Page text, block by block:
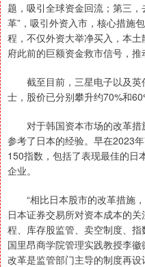
题，吸引全球资金回流；第三
革”，吸引外资入市，核心措施
程，不仅外资大举净买入，本
府此前的巨额资金救市信号，推
截至目前，三星电子以及英
士，股价已分别攀升约70%和
对于韩国资本市场的改革措
参考了日本的经验。早在2023
150指数，包括了表现最佳的日
企业。
“相比日本股市的改革措施，
日本证券交易所对资本成本的
程、库存股监管、卖空制度、
国里昂商学院管理实践教授李
改革是监管部门主导的制度再